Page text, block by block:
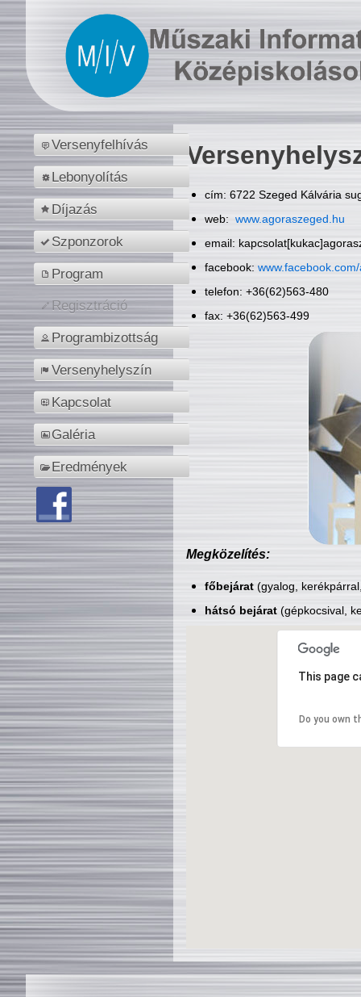
Versenyfelhívás
Lebonyolítás
Díjazás
Szponzorok
Program
Regisztráció
Programbizottság
Versenyhelyszín
Kapcsolat
Galéria
Eredmények
cím: 6722 Szeged Kálvária
web: www.agoraszeged.hu
email:
facebook:
telefon: +36(62)563-480
fax: +36(62)563-499
Megközelítés:
főbejárat(gyalog,
hátsó bejárat(gépkocsival,
This page
Do you own